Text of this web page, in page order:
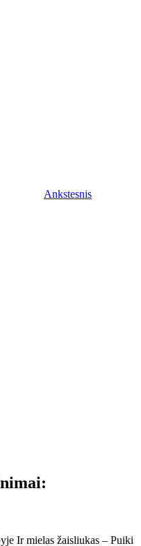
Ankstesnis
Ir mielas žaisliukas – Puiki